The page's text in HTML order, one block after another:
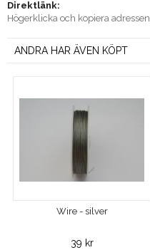
Direktlänk:
Högerklicka och kopiera adressen
ANDRA HAR ÄVEN KÖPT
Wire - silver
39 kr